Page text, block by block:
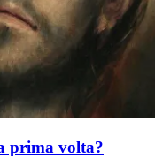
prima volta?